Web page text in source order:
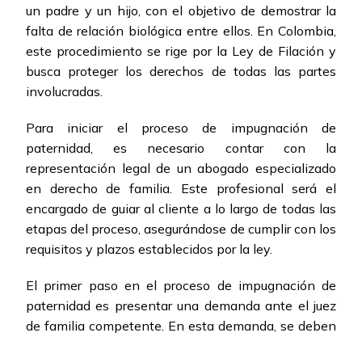
un padre y un hijo, con el objetivo de demostrar la
falta de relación biológica entre ellos. En Colombia,
este procedimiento se rige por la Ley de Filación y
busca proteger los derechos de todas las partes
involucradas.
Para iniciar el proceso de impugnación de
paternidad, es necesario contar con la
representación legal de un abogado especializado
en derecho de familia. Este profesional será el
encargado de guiar al cliente a lo largo de todas las
etapas del proceso, asegurándose de cumplir con los
requisitos y plazos establecidos por la ley.
El primer paso en el proceso de impugnación de
paternidad es presentar una demanda ante el juez
de familia competente. En esta demanda, se deben